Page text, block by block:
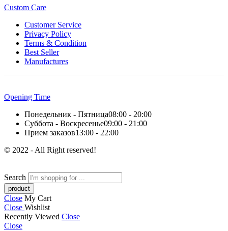
Custom Care
Customer Service
Privacy Policy
Terms & Condition
Best Seller
Manufactures
Opening Time
Понедельник - Пятница08:00 - 20:00
Суббота - Воскресенье09:00 - 21:00
Прием заказов13:00 - 22:00
© 2022 - All Right reserved!
Search
Close My Cart
Close Wishlist
Recently Viewed Close
Close